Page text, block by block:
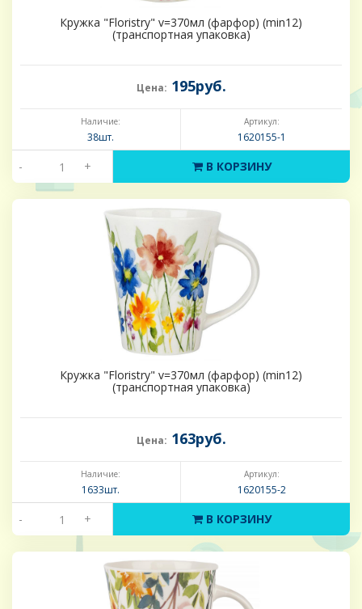
Кружка "Floristry" v=370мл (фарфор) (min12)
(транспортная упаковка)
Цена: 195руб.
Наличие:
38шт.
Артикул:
1620155-1
- + В КОРЗИНУ
Кружка "Floristry" v=370мл (фарфор) (min12)
(транспортная упаковка)
Цена: 163руб.
Наличие:
1633шт.
Артикул:
1620155-2
- + В КОРЗИНУ